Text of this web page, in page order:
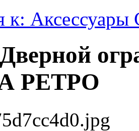
к: Аксессуары
РЕТРО